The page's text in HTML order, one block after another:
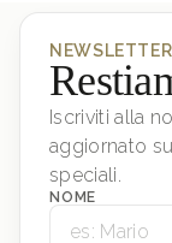
NEWSLETTER
Iscriviti alla
aggiornato
speciali.
NOME